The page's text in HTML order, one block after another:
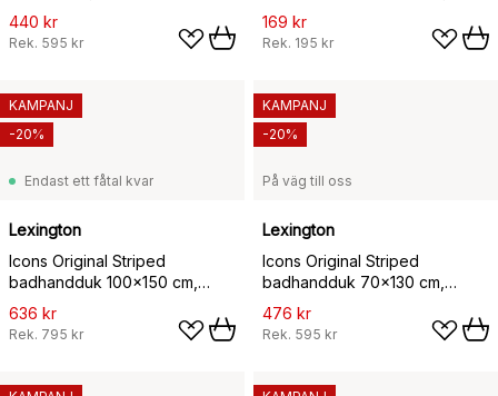
440 kr
Rek. 595 kr
Beige-white
169 kr
Rek. 195 kr
Endast ett fåtal kvar
Lexington
Icons Original Striped
badhandduk 100x150 cm,
White-tan
636 kr
Rek. 795 kr
KAMPANJ
-20%
På väg till oss
Lexington
Icons Original Striped
badhandduk 70x130 cm,
White-tan
476 kr
Rek. 595 kr
KAMPANJ
-20%